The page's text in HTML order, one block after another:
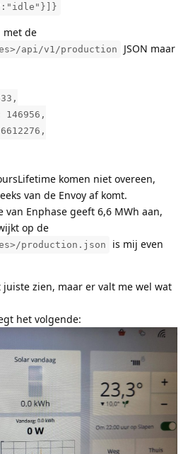
met de
api/v1/production
JSON maar
146956,
komen niet overeen,
van de Envoy af komt.
Enphase geeft 6,6 MWh aan,
op de
production.json
is mij even
juiste zien, maar er valt me wel wat
het volgende: